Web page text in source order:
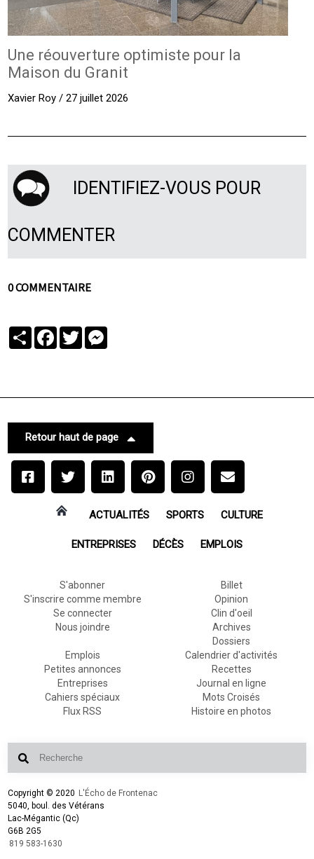
Une réouverture optimiste pour la
Maison du Granit
Xavier Roy / 27 juillet 2026
IDENTIFIEZ-VOUS POUR
COMMENTER
0 COMMENTAIRE
PartagerFacebook
Twitter
Retour haut de page
ACTUALITÉS SPORTS CULTURE
ENTREPRISES DÉCÈS EMPLOIS
S'abonner
S'inscrire comme membre
Se connecter
Nous joindre
Billet
Opinion
Clin d'oeil
Archives
Dossiers
Emplois
Petites annonces
Entreprises
Cahiers spéciaux
Flux RSS
Calendrier d'activités
Recettes
Journal en ligne
Mots Croisés
Histoire en photos
Copyright © 2020 L'Écho de Frontenac
5040, boul. des Vétérans
Lac-Mégantic (Qc)
G6B 2G5
819 583-1630